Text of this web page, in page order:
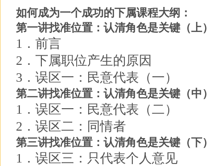
如何成为一个成功的下属课程大纲：
第一讲找准位置：认清角色是关键（上）
1．前言
2．下属职位产生的原因
3．误区一：民意代表（一）
第二讲找准位置：认清角色是关键（中）
1．误区一：民意代表（二）
2．误区二：同情者
第三讲找准位置：认清角色是关键（下）
1．误区三：只代表个人意见